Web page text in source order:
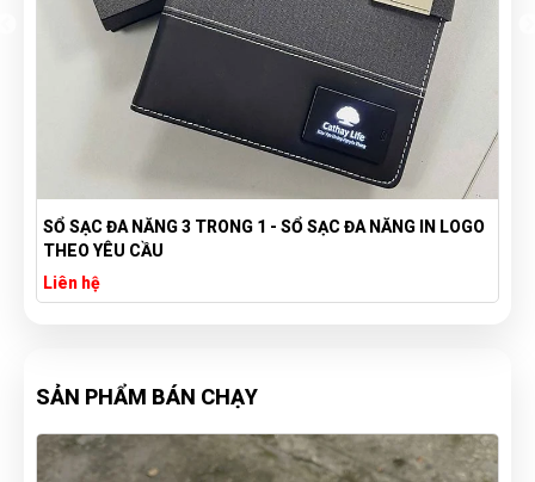
SỔ SẠC ĐA NĂNG 3 TRONG 1 - SỔ SẠC ĐA NĂNG IN LOGO
THEO YÊU CẦU
Liên hệ
SẢN PHẨM BÁN CHẠY